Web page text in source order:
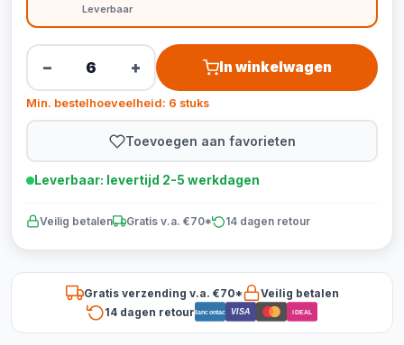
Leverbaar
− + In winkelwagen
Min. bestelhoeveelheid: 6 stuks
Toevoegen aan favorieten
Leverbaar: levertijd 2-5 werkdagen
Veilig betalen Gratis v.a. €70* 14 dagen retour
Gratis verzending v.a. €70*
Veilig betalen
14 dagen retourBancontact VISA iDEAL